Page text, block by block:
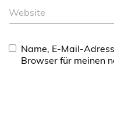
Website
Name, E-Mail-
Browser für meinen